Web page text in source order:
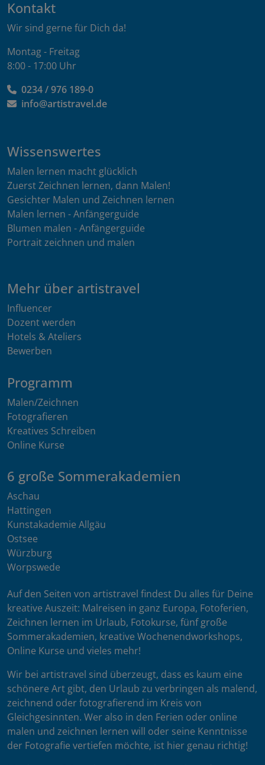
Kontakt
Wir sind gerne für Dich da!
Montag - Freitag
8:00 - 17:00 Uhr
0234 / 976 189-0
info@artistravel.de
Wissenswertes
Malen lernen macht glücklich
Zuerst Zeichnen lernen, dann Malen!
Gesichter Malen und Zeichnen lernen
Malen lernen - Anfängerguide
Blumen malen - Anfängerguide
Portrait zeichnen und malen
Mehr über artistravel
Influencer
Dozent werden
Hotels & Ateliers
Bewerben
Programm
Malen/Zeichnen
Fotografieren
Kreatives Schreiben
Online Kurse
6 große Sommerakademien
Aschau
Hattingen
Kunstakademie Allgäu
Ostsee
Würzburg
Worpswede
Auf den Seiten von artistravel findest Du alles für Deine
kreative Auszeit: Malreisen in ganz Europa, Fotoferien,
Zeichnen lernen im Urlaub, Fotokurse, fünf große
Sommerakademien, kreative Wochenendworkshops,
Online Kurse und vieles mehr!
Wir bei artistravel sind überzeugt, dass es kaum eine
schönere Art gibt, den Urlaub zu verbringen als malend,
zeichnend oder fotografierend im Kreis von
Gleichgesinnten. Wer also in den Ferien oder online
malen und zeichnen lernen will oder seine Kenntnisse
der Fotografie vertiefen möchte, ist hier genau richtig!